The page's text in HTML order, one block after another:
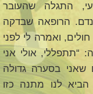
התגלה שהעובר
נדם. הרופאה שבדקה
ואמרה לי לפני
“תתפללי, אולי אני
שאני בסערה גדולה
הביא לנו מתנה כזו